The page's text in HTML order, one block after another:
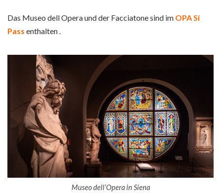
Das Museo dell Opera und der Facciatone sind im OPA Si
Pass enthalten .
Museo dell’Opera in Siena